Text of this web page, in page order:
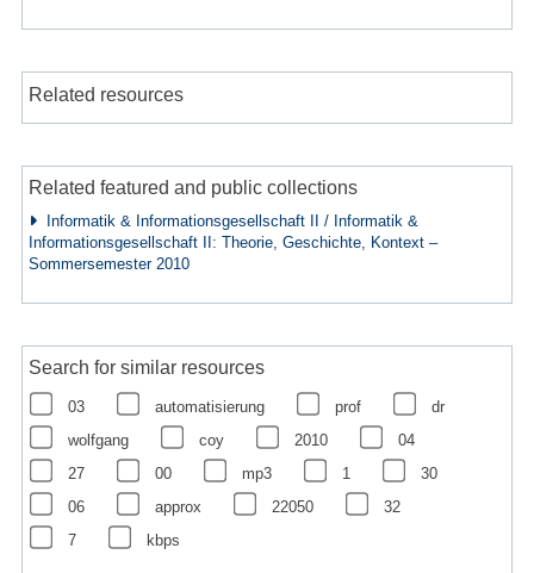
Related resources
Related featured and public collections
Informatik & Informationsgesellschaft II / Informatik &
Informationsgesellschaft II: Theorie, Geschichte, Kontext –
Sommersemester 2010
Search for similar resources
03 automatisierung prof
dr
wolfgang
coy 2010
04
27
00 mp3 1
30
06
approx 22050
32
7
kbps